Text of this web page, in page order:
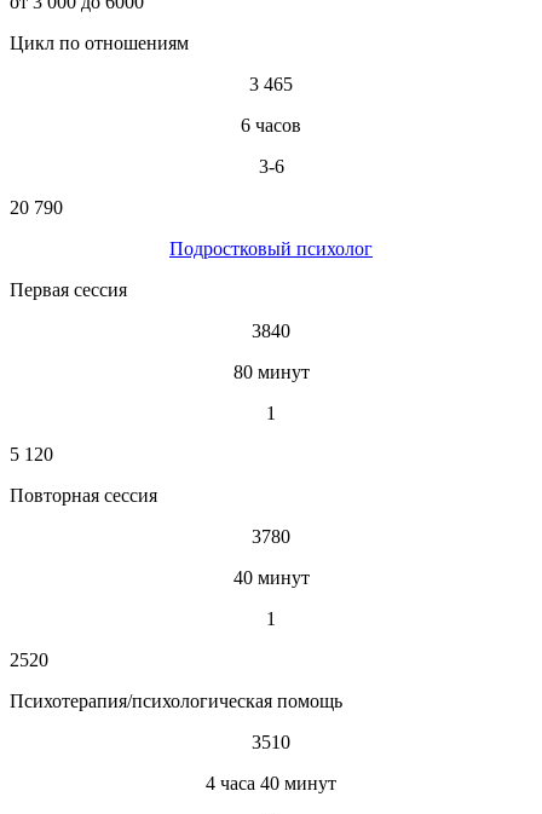
Цикл по отношениям
3 465
6 часов
3-6
20 790
Подростковый психолог
Первая сессия
3840
80 минут
1
5 120
Повторная сессия
3780
40 минут
1
2520
Психотерапия/психологическая помощь
3510
4 часа 40 минут